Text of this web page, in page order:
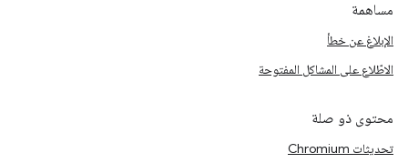
مساهمة
الإبلاغ عن خطأ
الاطّلاع على المشاكل المفتوحة
محتوى ذو صلة
تحديثات Chromium